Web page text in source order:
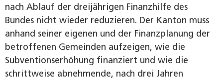
nach Ablauf der dreijährigen Finanzhilfe des
Bundes nicht wieder reduzieren. Der ­Kanton muss
anhand seiner eigenen und der Finanzplanung der
betroffenen Gemeinden aufzeigen, wie die
Subventions­erhöhung finanziert und wie die
schrittweise abnehmende, nach drei Jahren